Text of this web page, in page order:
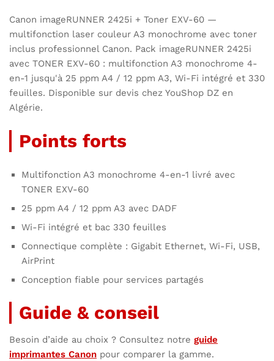
Canon imageRUNNER 2425i + Toner EXV-60 —
multifonction laser couleur A3 monochrome avec toner
inclus professionnel Canon. Pack imageRUNNER 2425i
avec TONER EXV-60 : multifonction A3 monochrome 4-
en-1 jusqu'à 25 ppm A4 / 12 ppm A3, Wi-Fi intégré et 330
feuilles. Disponible sur devis chez YouShop DZ en
Algérie.
Points forts
Multifonction A3 monochrome 4-en-1 livré avec
TONER EXV-60
25 ppm A4 / 12 ppm A3 avec DADF
Wi-Fi intégré et bac 330 feuilles
Connectique complète : Gigabit Ethernet, Wi-Fi, USB,
AirPrint
Conception fiable pour services partagés
Guide & conseil
Besoin d’aide au choix ? Consultez notre guide
imprimantes Canon pour comparer la gamme.